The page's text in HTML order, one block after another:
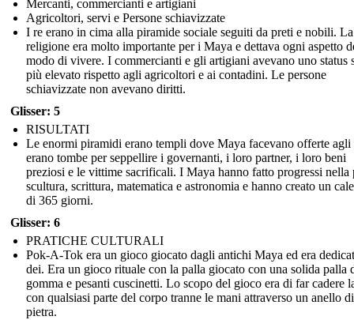
Mercanti, commercianti e artigiani
Agricoltori, servi e Persone schiavizzate
I re erano in cima alla piramide sociale seguiti da preti e nobili. La
religione era molto importante per i Maya e dettava ogni aspetto
modo di vivere. I commercianti e gli artigiani avevano uno status
più elevato rispetto agli agricoltori e ai contadini. Le persone
schiavizzate non avevano diritti.
Glisser: 5
RISULTATI
Le enormi piramidi erano templi dove Maya facevano offerte agli
erano tombe per seppellire i governanti, i loro partner, i loro beni
preziosi e le vittime sacrificali. I Maya hanno fatto progressi nella
scultura, scrittura, matematica e astronomia e hanno creato un
di 365 giorni.
Glisser: 6
PRATICHE CULTURALI
Pok-A-Tok era un gioco giocato dagli antichi Maya ed era
dei. Era un gioco rituale con la palla giocato con una solida palla
gomma e pesanti cuscinetti. Lo scopo del gioco era di far cadere
con qualsiasi parte del corpo tranne le mani attraverso un anello di
pietra.